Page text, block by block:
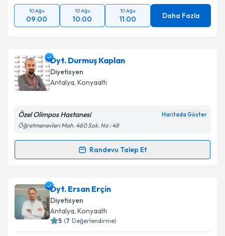
10 Ağu
09:00
10 Ağu
10:00
10 Ağu
11:00 Daha Fazla
Dyt. Durmuş Kaplan
Diyetisyen
Antalya, Konyaaltı
Özel Olimpos Hastanesi Haritada Göster
Öğretmenevleri Mah. 460 Sok. No : 48
Randevu Talep Et
Randevu Takvimi Talebi
Dyt. Durmuş Kaplaniçin randevu takvimi talebi
oluşturun. Size bu uzmandan randevu almanız için bir
takvim hazırlandığında e-posta ile bilgilendireceğiz.
Dyt. Ersan Erçin
Diyetisyen
Antalya, Konyaaltı
5 (7 Değerlendirme)